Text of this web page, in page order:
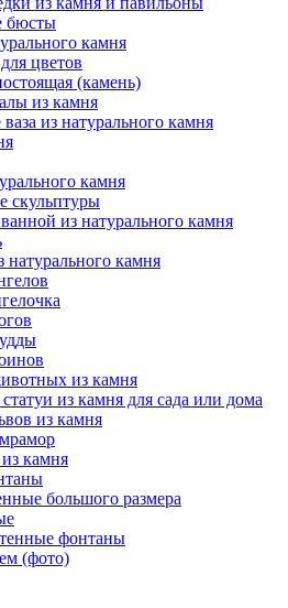
бюсты
камня
цветов
(камень)
из камня
из натурального камня
камня
скульптуры
из натурального камня
натурального камня
из камня
из камня для сада или дома
из камня
камня
большого размера
фонтаны
(фото)